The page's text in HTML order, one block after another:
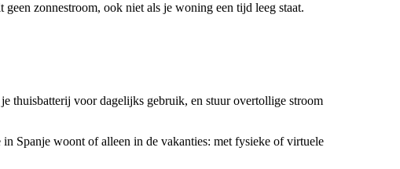
zonnestroom, ook niet als je woning een tijd leeg staat.
thuisbatterij voor dagelijks gebruik, en stuur overtollige stroom
Spanje woont of alleen in de vakanties: met fysieke of virtuele